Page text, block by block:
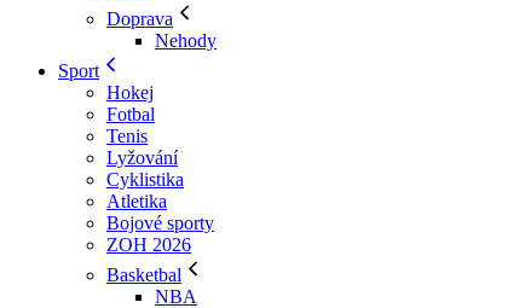
Doprava
Nehody
Sport
Hokej
Fotbal
Tenis
Lyžování
Cyklistika
Atletika
Bojové sporty
ZOH 2026
Basketbal
NBA